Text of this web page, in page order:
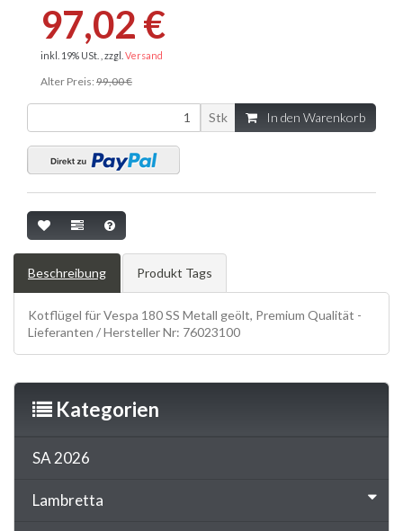
97,02 €
inkl. 19% USt. , zzgl. Versand
Alter Preis: 99,00 €
Stk In den Warenkorb
Beschreibung Produkt Tags
Kotflügel für Vespa 180 SS Metall geölt, Premium Qualität -
Lieferanten / Hersteller Nr: 76023100
Kategorien
SA 2026
Lambretta